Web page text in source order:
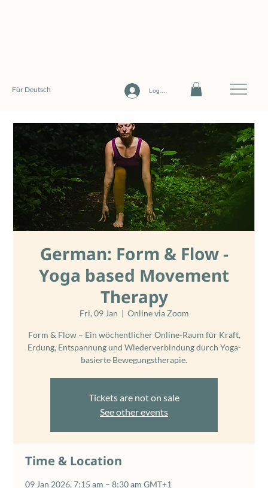
Log In
Für Deutsch
German: Form & Flow -
Yoga based Movement
Therapy
Fri, 09 Jan
  |
Online via Zoom
Form & Flow – Ein wöchentlicher Online-Raum für Kraft,
Erdung, Entspannung und Wiederverbindung durch Yoga-
basierte Bewegungstherapie.
Tickets are not on sale
See other events
Time & Location
09 Jan 2026, 7:15 am – 8:30 am GMT+1